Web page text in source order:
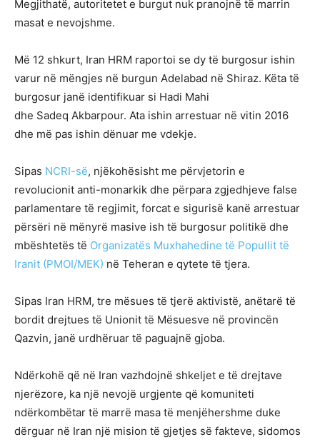
Megjithatë, autoritetet e burgut nuk pranojnë të marrin
masat e nevojshme.
Më 12 shkurt, Iran HRM raportoi se dy të burgosur ishin
varur në mëngjes në burgun Adelabad në Shiraz. Këta të
burgosur janë identifikuar si Hadi Mahi
dhe Sadeq Akbarpour. Ata ishin arrestuar në vitin 2016
dhe më pas ishin dënuar me vdekje.
Sipas NCRI-së, njëkohësisht me përvjetorin e
revolucionit anti-monarkik dhe përpara zgjedhjeve false
parlamentare të regjimit, forcat e sigurisë kanë arrestuar
përsëri në mënyrë masive ish të burgosur politikë dhe
mbështetës të Organizatës Muxhahedine të Popullit të
Iranit (PMOI/MEK) në Teheran e qytete të tjera.
Sipas Iran HRM, tre mësues të tjerë aktivistë, anëtarë të
bordit drejtues të Unionit të Mësuesve në provincën
Qazvin, janë urdhëruar të paguajnë gjoba.
Ndërkohë që në Iran vazhdojnë shkeljet e të drejtave
njerëzore, ka një nevojë urgjente që komuniteti
ndërkombëtar të marrë masa të menjëhershme duke
dërguar në Iran një mision të gjetjes së fakteve, sidomos